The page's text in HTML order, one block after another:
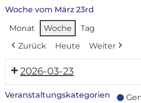
Woche vom März 23rd
Monat
Woche
Tag
Zurück
Heute Weiter
2026-03-23
Veranstaltungskategorien